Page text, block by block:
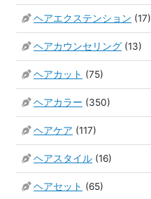
ヘアエクステンション (17)
ヘアカウンセリング (13)
ヘアカット (75)
ヘアカラー (350)
ヘアケア (117)
ヘアスタイル (16)
ヘアセット (65)